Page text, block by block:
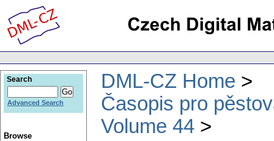
DML-CZ Home
Časopis pro
Volume 44
Search
Advanced Search
Browse